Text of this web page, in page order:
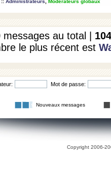
:: Administrateurs Modérateurs globaux
messages au total | 104
le plus récent est
Mot de passe:
Nouveaux messages
Copyright 2006-